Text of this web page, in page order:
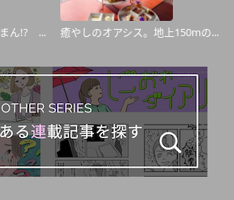
まん!? ... 癒やしのオアシス。地上150mの...